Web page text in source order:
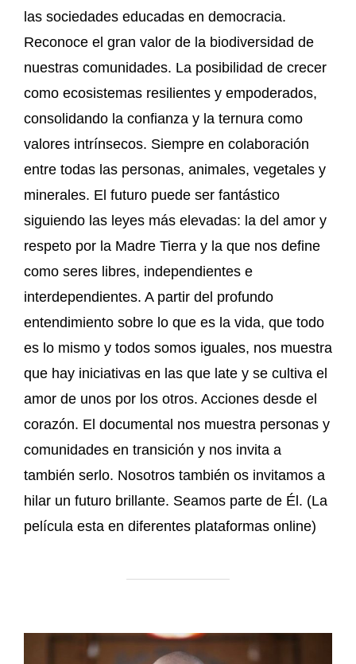
las sociedades educadas en democracia.
Reconoce el gran valor de la biodiversidad de
nuestras comunidades. La posibilidad de crecer
como ecosistemas resilientes y empoderados,
consolidando la confianza y la ternura como
valores intrínsecos. Siempre en colaboración
entre todas las personas, animales, vegetales y
minerales. El futuro puede ser fantástico
siguiendo las leyes más elevadas: la del amor y
respeto por la Madre Tierra y la que nos define
como seres libres, independientes e
interdependientes. A partir del profundo
entendimiento sobre lo que es la vida, que todo
es lo mismo y todos somos iguales, nos muestra
que hay iniciativas en las que late y se cultiva el
amor de unos por los otros. Acciones desde el
corazón. El documental nos muestra personas y
comunidades en transición y nos invita a
también serlo. Nosotros también os invitamos a
hilar un futuro brillante. Seamos parte de Él. (La
película esta en diferentes plataformas online)